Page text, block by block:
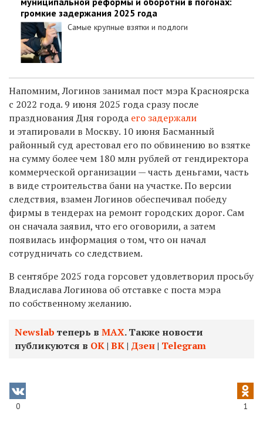
громкие задержания 2025 года
Самые крупные взятки и подлоги
Напомним,Логинов занимал пост мэра Красноярска
с 2022 года. 9 июня 2025 года сразу после
празднования Дня города егозадержали
и этапировали в Москву. 10 июня Басманный
районный суд арестовал его по обвинению во взятке
на сумму более чем 180 млн рублей от гендиректора
коммерческой организации — часть деньгами, часть
в виде строительства бани на участке. По версии
следствия, взамен Логинов обеспечивал победу
фирмы в тендерах на ремонт городских дорог. Сам
он сначала заявил, что его оговорили, а затем
появилась информация о том, что он начал
сотрудничать со следствием.
В сентябре 2025 года горсовет удовлетворил просьбу
Владислава Логинова об отставке с поста мэра
по собственному желанию.
Newslab теперь в МАХ. Также новости
публикуются в ОК| ВК| Дзен| Telegram
0 1